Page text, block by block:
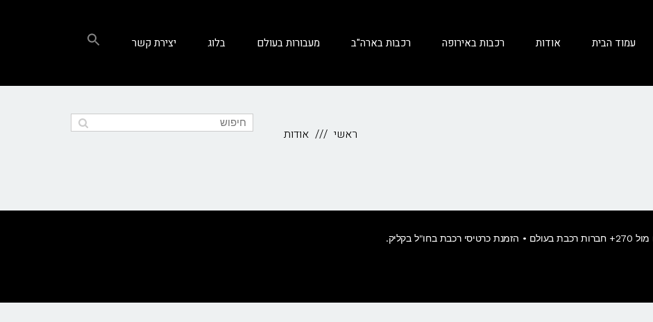
עמוד הבית אודות רכבות באירופה רכבות בארה"ב מעבורות בעולם בלוג יצירת קשר
ראשי אודות